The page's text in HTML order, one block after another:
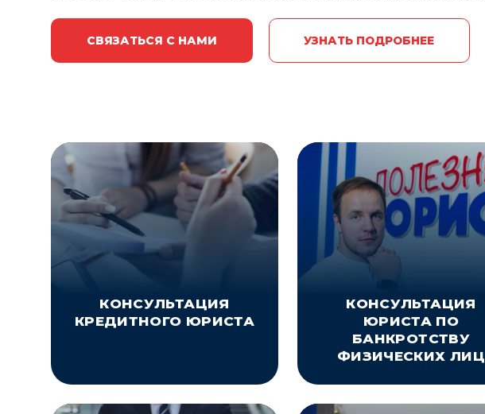
СВЯЗАТЬСЯ С НАМИ УЗНАТЬ ПОДРОБНЕЕ
КОНСУЛЬТАЦИЯ
КРЕДИТНОГО ЮРИСТА
КОНСУЛЬТАЦИЯ
ЮРИСТА ПО
БАНКРОТСТВУ
ФИЗИЧЕСКИХ ЛИЦ